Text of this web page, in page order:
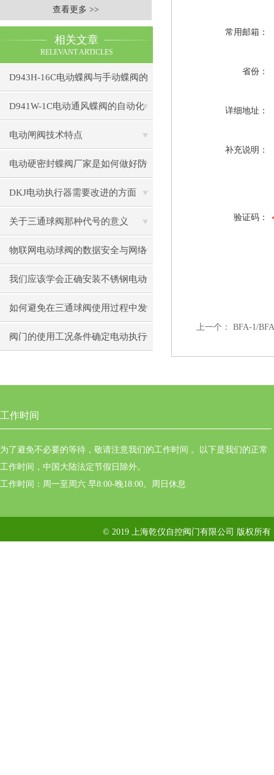
查看更多 >>
相关文章
RELEVANT ARTICLES
D943H-16C电动蝶阀与手动蝶阀的
比较
D941W-1C电动通风蝶阀的自动化
控制技术
电动闸阀技术特点
电动硬密封蝶阀厂家是如何做好防
腐的
DKJ电动执行器需要改进的方面
关于三通球阀那种代号的意义
物联网电动球阀的数据安全与网络
安全防护策略
我们应该学会正确安装不锈钢电动
蝶阀
如何避免在三通球阀使用过程中发
生故障
阀门的使用工况条件确定电动执行
常用邮箱：
省份：
详细地址：
补充说明：
验证码：
上一个： BFA-1/
工作时间
为了避免不必要的等待，敬请注意我们的工作时间 。以下是我们的正常
工作时间，中国大陆法定节假日除外。
工作时间：周一至周六 早8:00-晚18:00。周日休息
© 2019 上海乾仪自控阀门有限公司 版权所有